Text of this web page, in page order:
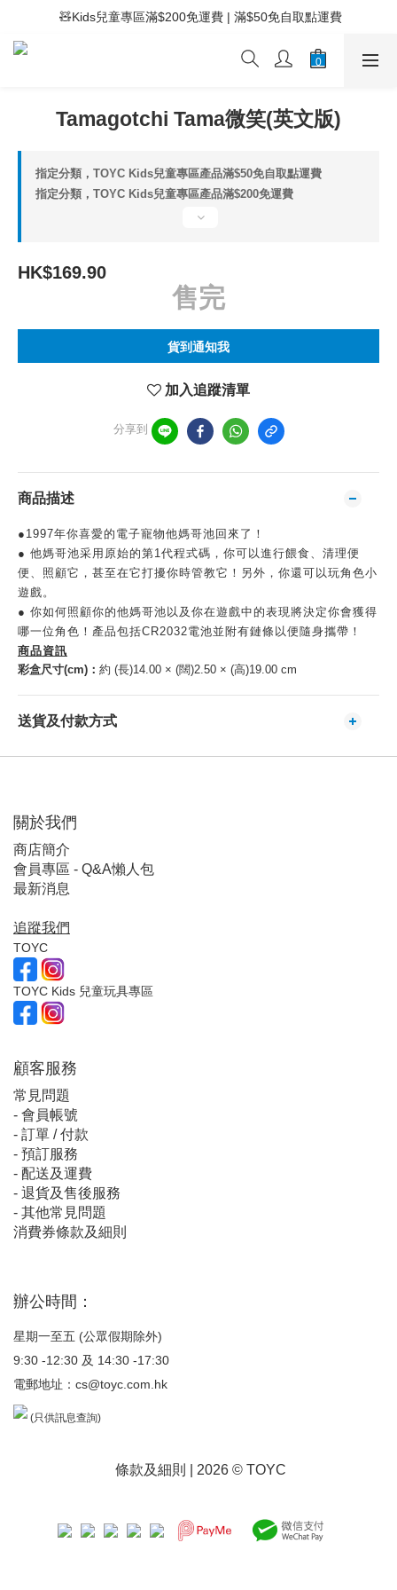
⚡滿$400免運費 | 滿$200免Easy Trade自取點運費
🧸Kids兒童專區滿$200免運費 | 滿$50免自取點運費
⚡滿$400免運費 | 滿$200免Easy Trade自取點運費
Tamagotchi Tama微笑(英文版)
指定分類，TOYC Kids兒童專區產品滿$50免自取點運費
指定分類，TOYC Kids兒童專區產品滿$200免運費
HK$169.90
售完
貨到通知我
加入追蹤清單
分享到
商品描述
●1997年你喜愛的電子寵物他媽哥池回來了！
● 他媽哥池采用原始的第1代程式碼，你可以進行餵食、清理便
便、照顧它，甚至在它打擾你時管教它！另外，你還可以玩角色小
遊戲。
● 你如何照顧你的他媽哥池以及你在遊戲中的表現將決定你會獲得
哪一位角色！產品包括CR2032電池並附有鏈條以便隨身攜帶！
商品資訊
彩盒尺寸(cm)： 約 (長)14.00 × (闊)2.50 × (高)19.00 cm
送貨及付款方式
關於我們
商店簡介
會員專區 - Q&A懶人包
最新消息
追蹤我們
TOYC
TOYC Kids 兒童玩具專區
顧客服務
常見問題
- 會員帳號
- 訂單 / 付款
- 預訂服務
- 配送及運費
- 退貨及售後服務
- 其他常見問題
消費券條款及細則
辦公時間：
星期一至五 (公眾假期除外)
9:30 -12:30 及 14:30 -17:30
電郵地址： cs@toyc.com.hk
(只供訊息查詢)
條款及細則 | 2026 © TOYC